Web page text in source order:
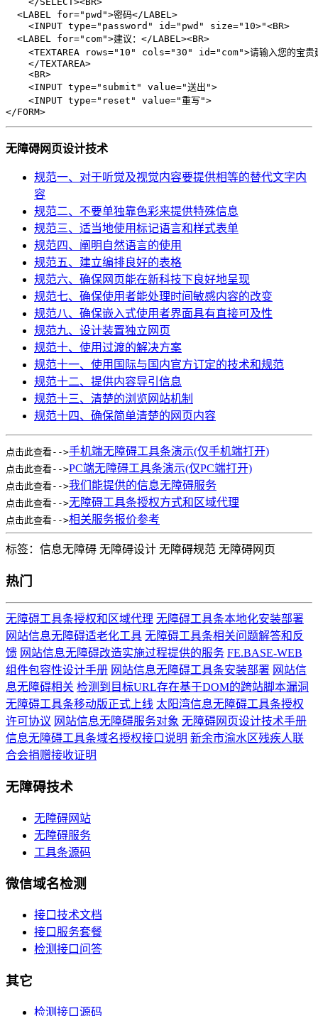
<LABEL for="pwd">密码</LABEL >
<INPUT type="password" id="pwd" size="10>"<BR>
<LABEL for="com">建议： </LABEL ><BR>
<TEXTAREA rows="10" cols="30" id="com">请输入您的
</TEXTAREA>
<BR>
<INPUT type="submit" value="送出">
<INPUT type="reset" value="重写">
</FORM>
无障碍网页设计技术
规范一、对于听觉及视觉内容要提供相等的替代文字内
容
规范二、不要单独靠色彩来提供特殊信息
规范三、适当地使用标记语言和样式表单
规范四、阐明自然语言的使用
规范五、建立编排良好的表格
规范六、确保网页能在新科技下良好地呈现
规范七、确保使用者能处理时间敏感内容的改变
规范八、确保嵌入式使用者界面具有直接可及性
规范九、设计装置独立网页
规范十、使用过渡的解决方案
规范十一、使用国际与国内官方订定的技术和规范
规范十二、提供内容导引信息
规范十三、清楚的浏览网站机制
规范十四、确保简单清楚的网页内容
点击此查看-->手机端无障碍工具条演示(仅手机端打开)
点击此查看-->PC端无障碍工具条演示(仅PC端打开)
点击此查看-->我们能提供的信息无障碍服务
点击此查看-->无障碍工具条授权方式和区域代理
点击此查看-->相关服务报价参考
标签： 信息无障碍 无障碍设计 无障碍规范 无障碍网页
热门
无障碍工具条授权和区域代理 无障碍工具条本地化安装部署
网站信息无障碍适老化工具 无障碍工具条相关问题解答和反
馈 网站信息无障碍改造实施过程提供的服务 FE.BASE-WEB
组件包容性设计手册 网站信息无障碍工具条安装部署 网站信
息无障碍相关 检测到目标URL存在基于DOM的跨站脚本漏洞
无障碍工具条移动版正式上线 太阳湾信息无障碍工具条授权
许可协议 网站信息无障碍服务对象 无障碍网页设计技术手册
信息无障碍工具条域名授权接口说明 新余市渝水区残疾人联
合会捐赠接收证明
无障碍技术
无障碍网站
无障碍服务
工具条源码
微信域名检测
接口技术文档
接口服务套餐
检测接口问答
其它
检测接口源码